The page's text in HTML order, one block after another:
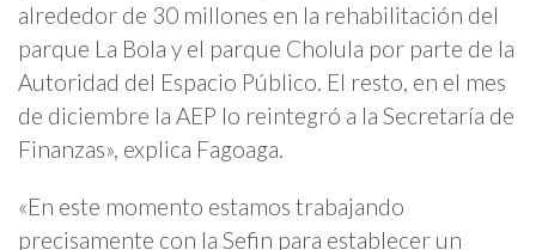
alrededor de 30 millones en la rehabilitación del
parque La Bola y el parque Cholula por parte de la
Autoridad del Espacio Público. El resto, en el mes
de diciembre la AEP lo reintegró a la Secretaría de
Finanzas», explica Fagoaga.
«En este momento estamos trabajando
precisamente con la Sefin para establecer un